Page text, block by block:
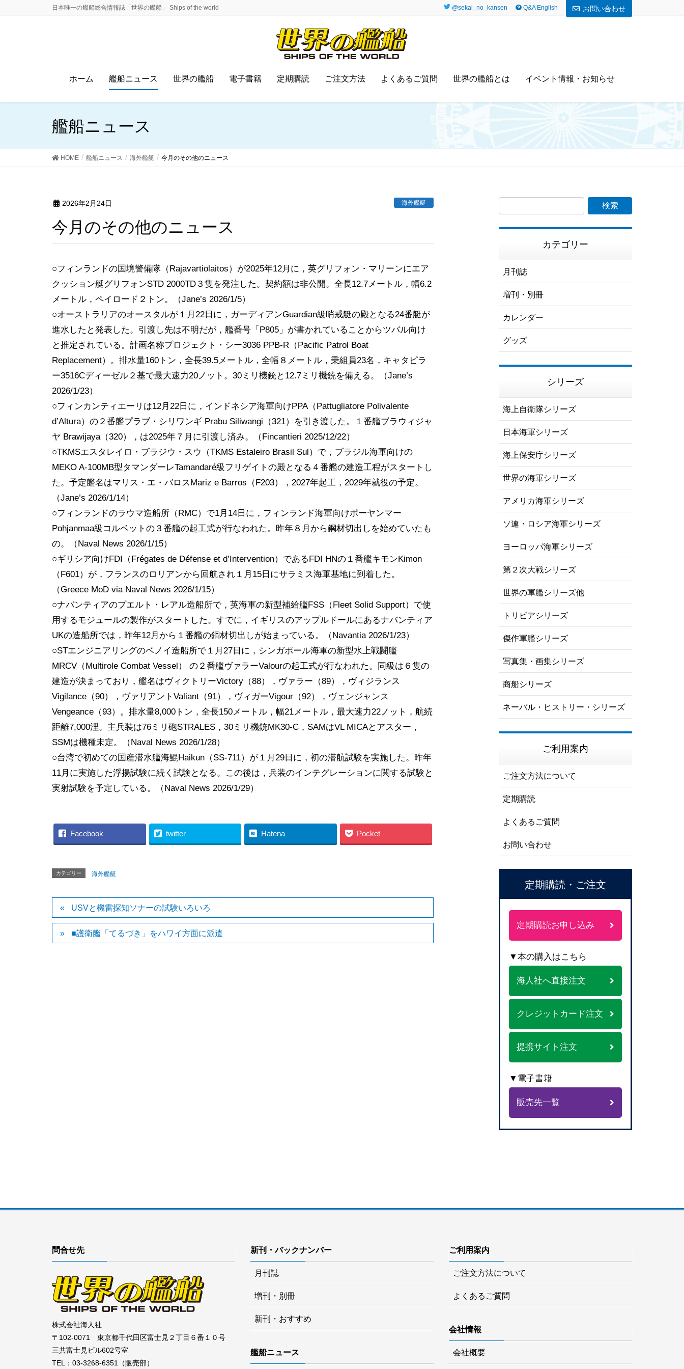
日本唯一の艦船総合情報誌「世界の艦船」 Ships of the world @sekai_no_kansen Q&A English お問い合わせ
ホーム 艦船ニュース 世界の艦船 電子書籍 定期購読 ご注文方法 よくあるご質問 世界の艦船とは イベント情報・お知らせ
艦船ニュース
HOME 艦船ニュース 海外艦艇 今月のその他のニュース
2026年2月24日 海外艦艇
今月のその他のニュース
○フィンランドの国境警備隊（Rajavartiolaitos）が2025年12月に，英グリフォン・マリーンにエア
クッション艇グリフォンSTD 2000TD３隻を発注した。契約額は非公開。全長12.7メートル，幅6.2
メートル，ペイロード２トン。（Jane’s 2026/1/5）
○オーストラリアのオースタルが１月22日に，ガーディアンGuardian級哨戒艇の殿となる24番艇が
進水したと発表した。引渡し先は不明だが，艦番号「P805」が書かれていることからツバル向け
と推定されている。計画名称プロジェクト・シー3036 PPB-R（Pacific Patrol Boat
Replacement）。排水量160トン，全長39.5メートル，全幅８メートル，乗組員23名，キャタピラ
ー3516Cディーゼル２基で最大速力20ノット。30ミリ機銃と12.7ミリ機銃を備える。（Jane’s
2026/1/23）
○フィンカンティエーリは12月22日に，インドネシア海軍向けPPA（Pattugliatore Polivalente
d’Altura）の２番艦プラブ・シリワンギ Prabu Siliwangi（321）を引き渡した。１番艦ブラウィジャ
ヤ Brawijaya（320），は2025年７月に引渡し済み。（Fincantieri 2025/12/22）
○TKMSエスタレイロ・ブラジウ・スウ（TKMS Estaleiro Brasil Sul）で，ブラジル海軍向けの
MEKO A-100MB型タマンダーレTamandaré級フリゲイトの殿となる４番艦の建造工程がスタートし
た。予定艦名はマリス・エ・バロスMariz e Barros（F203），2027年起工，2029年就役の予定。
（Jane’s 2026/1/14）
○フィンランドのラウマ造船所（RMC）で1月14日に，フィンランド海軍向けポーヤンマー
Pohjanmaa級コルベットの３番艦の起工式が行なわれた。昨年８月から鋼材切出しを始めていたも
の。（Naval News 2026/1/15）
○ギリシア向けFDI（Frégates de Défense et d’Intervention）であるFDI HNの１番艦キモンKimon
（F601）が，フランスのロリアンから回航され１月15日にサラミス海軍基地に到着した。
（Greece MoD via Naval News 2026/1/15）
○ナバンティアのプエルト・レアル造船所で，英海軍の新型補給艦FSS（Fleet Solid Support）で使
用するモジュールの製作がスタートした。すでに，イギリスのアップルドールにあるナバンティア
UKの造船所では，昨年12月から１番艦の鋼材切出しが始まっている。（Navantia 2026/1/23）
○STエンジニアリングのベノイ造船所で１月27日に，シンガポール海軍の新型水上戦闘艦
MRCV（Multirole Combat Vessel） の２番艦ヴァラーValourの起工式が行なわれた。同級は６隻の
建造が決まっており，艦名はヴィクトリーVictory（88），ヴァラー（89），ヴィジランス
Vigilance（90），ヴァリアントValiant（91），ヴィガーVigour（92），ヴェンジャンス
Vengeance（93）。排水量8,000トン，全長150メートル，幅21メートル，最大速力22ノット，航続
距離7,000浬。主兵装は76ミリ砲STRALES，30ミリ機銃MK30-C，SAMはVL MICAとアスター，
SSMは機種未定。（Naval News 2026/1/28）
○台湾で初めての国産潜水艦海鯤Haikun（SS-711）が１月29日に，初の潜航試験を実施した。昨年
11月に実施した浮揚試験に続く試験となる。この後は，兵装のインテグレーションに関する試験と
実射試験を予定している。（Naval News 2026/1/29）
Facebook twitter Hatena Pocket
カテゴリー 海外艦艇
USVと機雷探知ソナーの試験いろいろ
■護衛艦「てるづき」をハワイ方面に派遣
カテゴリー
月刊誌
増刊・別冊
カレンダー
グッズ
シリーズ
海上自衛隊シリーズ
日本海軍シリーズ
海上保安庁シリーズ
世界の海軍シリーズ
アメリカ海軍シリーズ
ソ連・ロシア海軍シリーズ
ヨーロッパ海軍シリーズ
第２次大戦シリーズ
世界の軍艦シリーズ他
トリビアシリーズ
傑作軍艦シリーズ
写真集・画集シリーズ
商船シリーズ
ネーバル・ヒストリー・シリーズ
ご利用案内
ご注文方法について
定期購読
よくあるご質問
お問い合わせ
定期購読・ご注文
定期購読お申し込み
▼本の購入はこちら
海人社へ直接注文
クレジットカード注文
提携サイト注文
▼電子書籍
販売先一覧
問合せ先
株式会社海人社
〒102-0071 東京都千代田区富士見２丁目６番１０号
三共富士見ビル602号室
TEL：03-3268-6351（販売部）
新刊・バックナンバー
月刊誌
増刊・別冊
新刊・おすすめ
艦船ニュース
ご利用案内
ご注文方法について
よくあるご質問
会社情報
会社概要